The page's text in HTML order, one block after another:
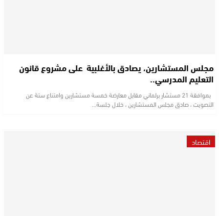
مجلس المستشارين، يصادق بالأغلبية على مشروع قانون
التعليم المدرسي..
بموافقة 21 مستشار برلماني مقابل معارضة خمسة مستشارين وامتناع ستة عن
التصويت ، صادق مجلس المستشارين ، خلال جلسة…
اقتصاد